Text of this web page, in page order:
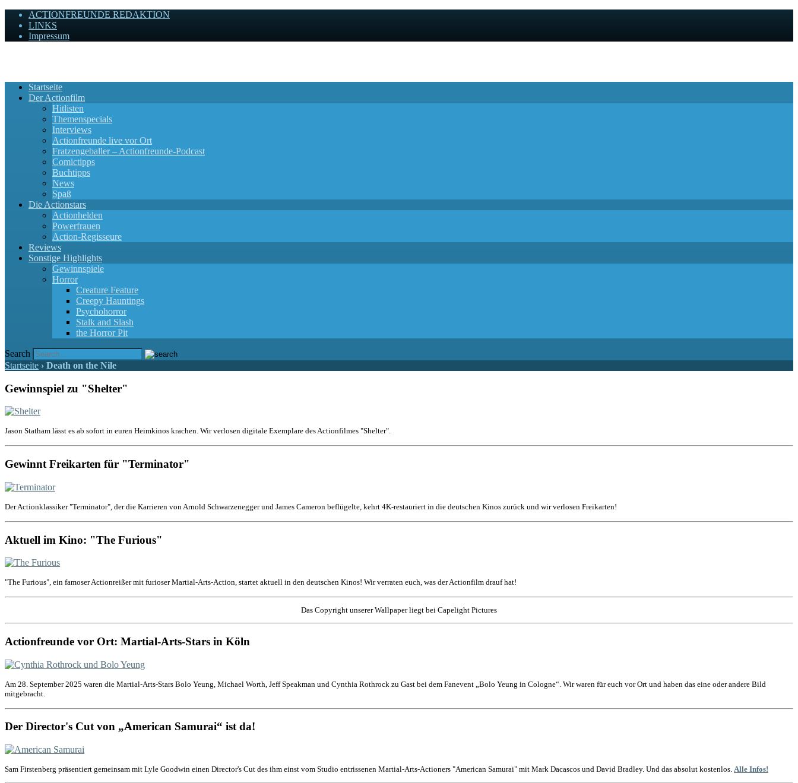
ACTIONFREUNDE REDAKTION
LINKS
Impressum
Startseite
Der Actionfilm
Hitlisten
Themenspecials
Interviews
Actionfreunde live vor Ort
Fratzengeballer – Actionfreunde-Podcast
Comictipps
Buchtipps
News
Spaß
Die Actionstars
Actionhelden
Powerfrauen
Action-Regisseure
Reviews
Sonstige Highlights
Gewinnspiele
Horror
Creature Feature
Creepy Hauntings
Psychohorror
Stalk and Slash
the Horror Pit
Search
Startseite › Death on the Nile
Gewinnspiel zu "Shelter"
Jason Statham lässt es ab sofort in euren Heimkinos krachen. Wir verlosen digitale Exemplare des Actionfilmes "Shelter".
Gewinnt Freikarten für "Terminator"
Der Actionklassiker "Terminator", der die Karrieren von Arnold Schwarzenegger und James Cameron beflügelte, kehrt 4K-restauriert in die deutschen Kinos zurück und wir verlosen Freikarten!
Aktuell im Kino: "The Furious"
"The Furious", ein famoser Actionreißer mit furioser Martial-Arts-Action, startet aktuell in den deutschen Kinos! Wir verraten euch, was der Actionfilm drauf hat!
Das Copyright unserer Wallpaper liegt bei Capelight Pictures
Actionfreunde vor Ort: Martial-Arts-Stars in Köln
Am 28. September 2025 waren die Martial-Arts-Stars Bolo Yeung, Michael Worth, Jeff Speakman und Cynthia Rothrock zu Gast bei dem Fanevent „Bolo Yeung in Cologne“. Wir waren für euch vor Ort und haben das eine oder andere Bild
mitgebracht.
Der Director's Cut von „American Samurai“ ist da!
Sam Firstenberg präsentiert gemeinsam mit Lyle Goodwin einen Director's Cut des ihm einst vom Studio entrissenen Martial-Arts-Actioners "American Samurai" mit Mark Dacascos und David Bradley. Und das absolut kostenlos. Alle Infos!